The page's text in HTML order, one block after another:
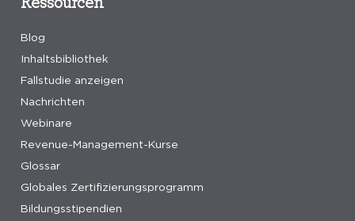
Blog
Inhaltsbibliothek
Fallstudie anzeigen
Nachrichten
Webinare
Revenue-Management-Kurse
Glossar
Globales Zertifizierungsprogramm
Bildungsstipendien